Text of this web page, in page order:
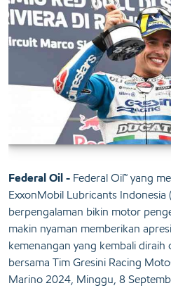
Federal Oil - Federal Oil™ yang
ExxonMobil Lubricants Indonesia
berpengalaman bikin motor
makin nyaman memberikan
kemenangan yang kembali
bersama Tim Gresini Racing
Marino 2024, Minggu, 8